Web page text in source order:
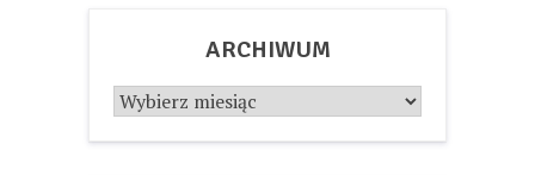
ARCHIWUM
Archiwum